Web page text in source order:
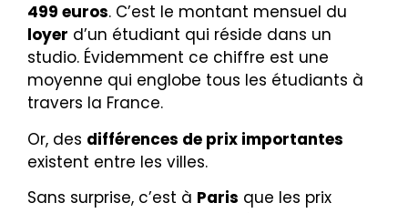
499 euros. C’est le montant mensuel du
loyer d’un étudiant qui réside dans un
studio. Évidemment ce chiffre est une
moyenne qui englobe tous les étudiants à
travers la France.
Or, des différences de prix importantes
existent entre les villes.
Sans surprise, c’est à Paris que les prix